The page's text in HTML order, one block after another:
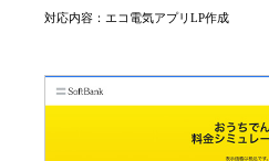
対応内容：エコ電気アプリLP作成